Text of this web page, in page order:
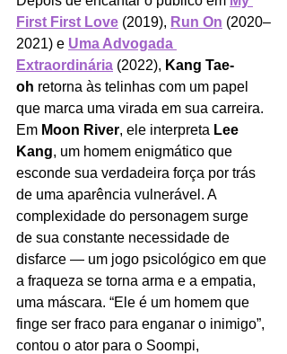
First First Love (2019), Run On (2020–
2021) e Uma Advogada
Extraordinária (2022), Kang Tae-
oh retorna às telinhas com um papel
que marca uma virada em sua carreira.
Em Moon River, ele interpreta Lee
Kang, um homem enigmático que
esconde sua verdadeira força por trás
de uma aparência vulnerável. A
complexidade do personagem surge
de sua constante necessidade de
disfarce — um jogo psicológico em que
a fraqueza se torna arma e a empatia,
uma máscara. “Ele é um homem que
finge ser fraco para enganar o inimigo”,
contou o ator para o Soompi,